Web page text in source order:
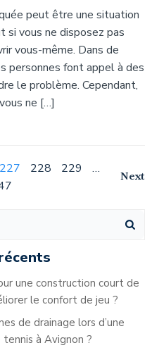
peut être une situation
vous ne disposez pas
vous-même. Dans de
personnes font appel à des
le problème. Cependant,
ne […]
Page
227 Page
228 Page
229 …
Next
une construction court de
le confort de jeu ?
de drainage lors d’une
à Avignon ?